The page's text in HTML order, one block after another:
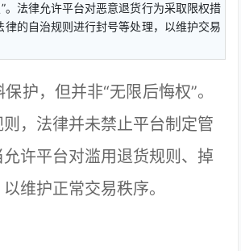
法律允许平台对恶意退货行为采取限权措
的自治规则进行封号等处理，以维护交易
，但并非“无限后悔权”。
，法律并未禁止平台制定管
许平台对滥用退货规则、掉
维护正常交易秩序。